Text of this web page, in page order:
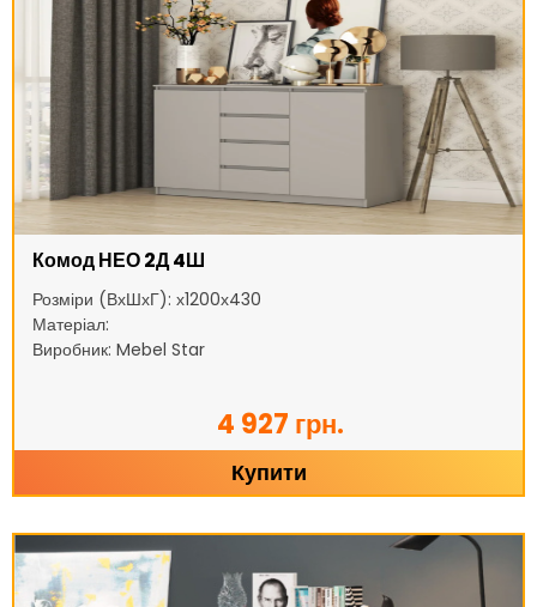
Комод НЕО 2Д 4Ш
Розміри (ВхШхГ): х1200х430
Матеріал:
Виробник: Mebel Star
4 927 грн.
Купити